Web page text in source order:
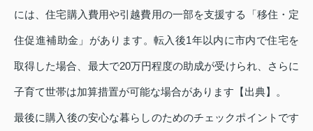
には、住宅購入費用や引越費用の一部を支援する「移住・定
住促進補助金」があります。転入後1年以内に市内で住宅を
取得した場合、最大で20万円程度の助成が受けられ、さらに
子育て世帯は加算措置が可能な場合があります【出典】。
最後に購入後の安心な暮らしのためのチェックポイントです